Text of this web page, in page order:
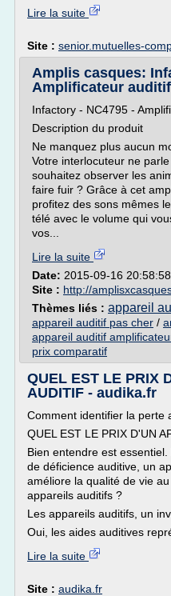
Lire la suite
Site : senior.mutuelles-
Amplis casques:
Amplificateur auditif
Infactory - NC4795 -
Description du produit
Ne manquez plus aucun
Votre interlocuteur ne
souhaitez observer les
faire fuir ? Grâce à cet
profitez des sons mêmes
télé avec le volume qui
vos...
Lire la suite
Date: 2015-09-16 20:58:58
Site : http://
Thèmes liés : appareil
appareil auditif pas cher /
appareil auditif
prix comparatif
QUEL EST LE PRIX
AUDITIF - audika.fr
Comment identifier la perte
QUEL EST LE PRIX D'UN
Bien entendre est
de déficience auditive, un
améliore la qualité de vie
appareils auditifs ?
Les appareils auditifs, un
Oui, les aides auditives
Lire la suite
Site : audika.fr